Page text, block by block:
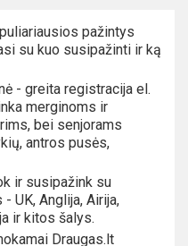
pažintys
su kuo susipažinti ir ką
- greita registracija el.
merginoms ir
bei senjorams
antros pusės,
ir susipažink su
UK, Anglija, Airija,
ir kitos šalys.
Draugas.lt